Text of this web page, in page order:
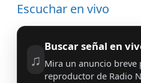
Escuchar en vivo
♫
Buscar señal en
Mira un anuncio breve
reproductor de Radio